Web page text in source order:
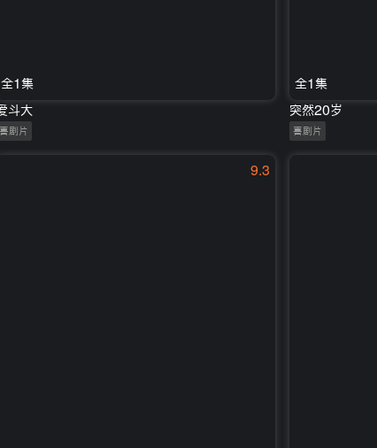
全1集
斗大
喜剧片
全1集
突然20岁
喜剧片
9.3